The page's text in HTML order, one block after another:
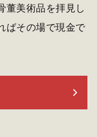
董美術品を拝見し
ばその場で現金で